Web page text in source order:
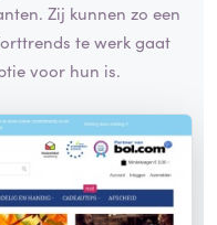
Zij kunnen zo een
te werk gaat
voor hun is.